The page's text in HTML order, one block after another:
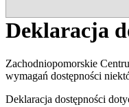
Deklaracja
Zachodniopomorskie
wymagań dostępności
Deklaracja dostępności